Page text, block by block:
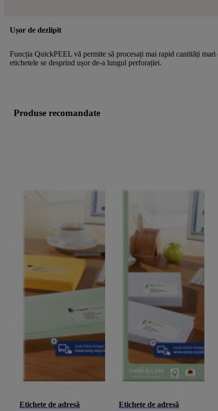
Ușor de dezlipit
Funcția QuickPEEL vă permite să procesați mai rapid cantități
etichetele se desprind ușor de-a lungul perforației.
Produse recomandate
Etichete de adresă
Etichete de adresă